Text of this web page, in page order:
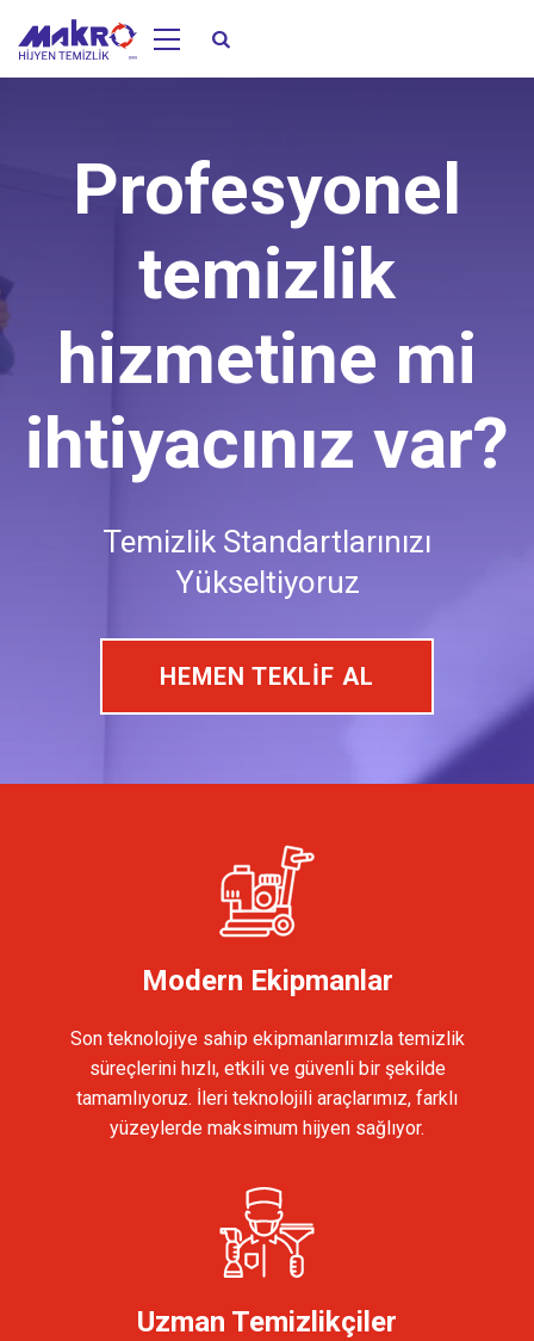
Profesyonel
temizlik
hizmetine mi
ihtiyacınız var?
Temizlik Standartlarınızı
Yükseltiyoruz
HEMEN TEKLİF AL
Modern Ekipmanlar
Son teknolojiye sahip ekipmanlarımızla temizlik
süreçlerini hızlı, etkili ve güvenli bir şekilde
tamamlıyoruz. İleri teknolojili araçlarımız, farklı
yüzeylerde maksimum hijyen sağlıyor.
Uzman Temizlikçiler